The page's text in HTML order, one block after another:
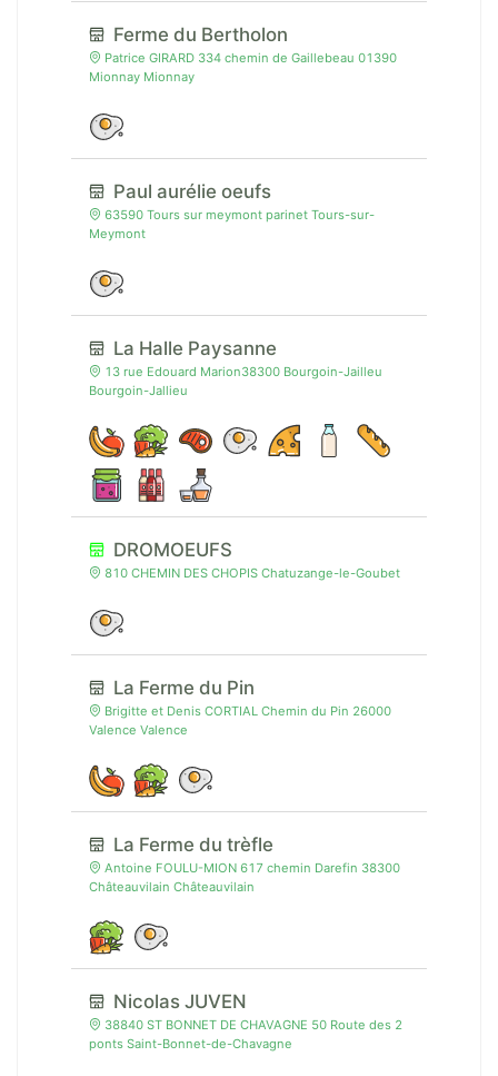
Ferme du Bertholon
Patrice GIRARD 334 chemin de Gaillebeau 01390
Mionnay Mionnay
Paul aurélie oeufs
63590 Tours sur meymont parinet Tours-sur-
Meymont
La Halle Paysanne
13 rue Edouard Marion38300 Bourgoin-Jailleu
Bourgoin-Jallieu
DROMOEUFS
810 CHEMIN DES CHOPIS Chatuzange-le-Goubet
La Ferme du Pin
Brigitte et Denis CORTIAL Chemin du Pin 26000
Valence Valence
La Ferme du trèfle
Antoine FOULU-MION 617 chemin Darefin 38300
Châteauvilain Châteauvilain
Nicolas JUVEN
38840 ST BONNET DE CHAVAGNE 50 Route des 2
ponts Saint-Bonnet-de-Chavagne